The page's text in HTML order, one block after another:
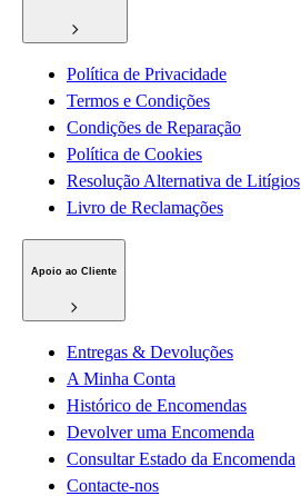
Política de Privacidade
Termos e Condições
Condições de Reparação
Política de Cookies
Resolução Alternativa de Litígios
Livro de Reclamações
Apoio ao Cliente
Entregas & Devoluções
A Minha Conta
Histórico de Encomendas
Devolver uma Encomenda
Consultar Estado da Encomenda
Contacte-nos